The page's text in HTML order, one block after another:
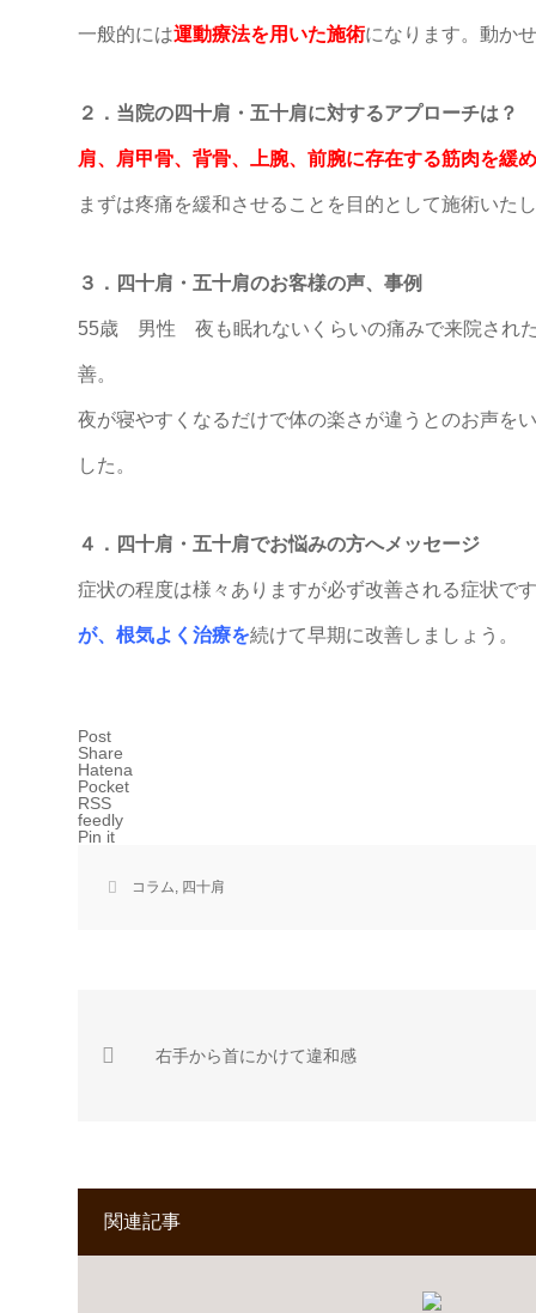
一般的には運動療法を用いた施術になります。 動か
２．当院の四十肩・五十肩に対するアプローチは？
肩、肩甲骨、背骨、上腕、前腕に存在する筋肉を緩
まずは疼痛を緩和させることを目的として施術いた
３．四十肩・五十肩のお客様の声、事例
55歳 男性 夜も眠れないくらいの痛みで来院され
善。
夜が寝やすくなるだけで体の楽さが違うとのお声を
した。
４．四十肩・五十肩でお悩みの方へメッセージ
症状の程度は様々ありますが必ず改善される症状で
が、 根気よく治療を続けて早期に改善しましょう。
Post
Share
Hatena
Pocket
RSS
feedly
Pin it
コラム, 四十肩
右手から首にかけて違和感
関連記事